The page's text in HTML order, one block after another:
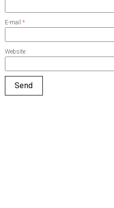
E-mail *
Website